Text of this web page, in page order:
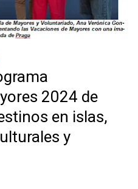
2024 de
en islas,
y